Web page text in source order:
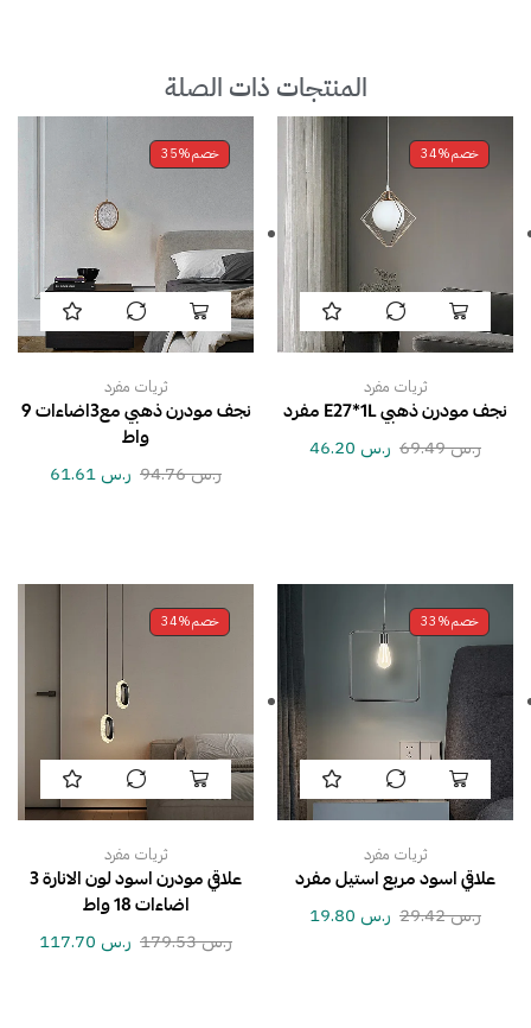
المنتجات ذات الصلة
خصم34%
ثريات مفرد
نجف مودرن ذهبي E27*1L مفرد
ر.س69.49 ر.س
خصم35%
ثريات مفرد
نجف مودرن ذهبي مع3اضاءات 9
واط
ر.س94.76 ر.س
خصم33%
ثريات مفرد
علاقي اسود مربع استيل مفرد
ر.س29.42 ر.س
خصم34%
ثريات مفرد
علاقي مودرن اسود لون الانارة 3
اضاءات 18 واط
ر.س179.53 ر.س